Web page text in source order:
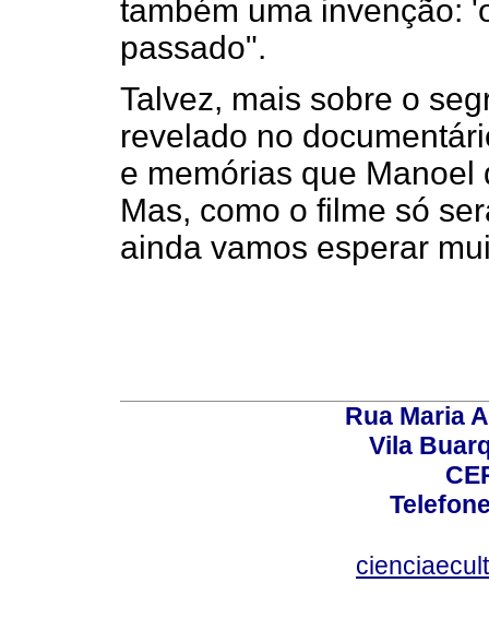
também uma invenção:
passado".
Talvez, mais sobre o
revelado no
e memórias que
Mas, como o filme só
ainda vamos esperar
Rua Maria
Vila